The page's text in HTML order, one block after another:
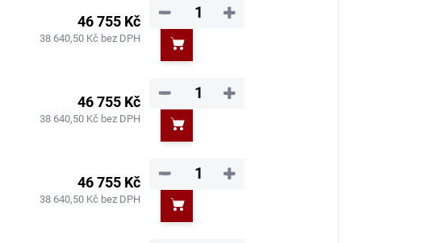
46 755 Kč
38 640,50 Kč bez DPH
+
−
Do košíku
46 755 Kč
38 640,50 Kč bez DPH
+
−
Do košíku
46 755 Kč
38 640,50 Kč bez DPH
+
−
Do košíku